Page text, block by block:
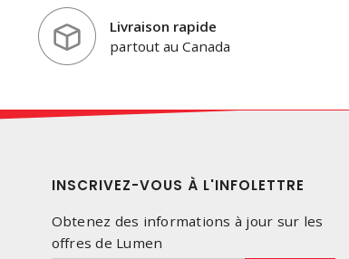
Livraison rapide
partout au Canada
INSCRIVEZ-VOUS À L'INFOLETTRE
Obtenez des informations à jour sur les
offres de Lumen